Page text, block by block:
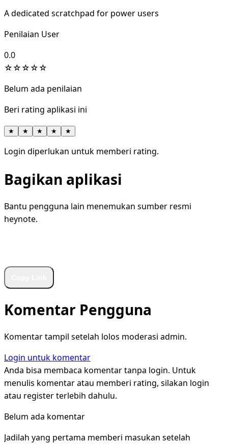
A dedicated scratchpad for power users
Penilaian User
0.0
☆☆☆☆☆
Belum ada penilaian
Beri rating aplikasi ini
★ ★ ★ ★ ★
Login diperlukan untuk memberi rating.
Bagikan aplikasi
Bantu pengguna lain menemukan sumber resmi
heynote.
Komentar Pengguna
Komentar tampil setelah lolos moderasi admin.
Login untuk komentar
Anda bisa membaca komentar tanpa login. Untuk
menulis komentar atau memberi rating, silakan login
atau register terlebih dahulu.
Belum ada komentar
Jadilah yang pertama memberi masukan setelah